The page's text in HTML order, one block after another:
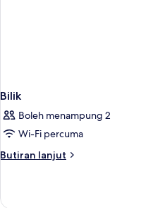
Bilik
Boleh menampung 2
Wi-Fi percuma
Butiran lanjut
Butiran